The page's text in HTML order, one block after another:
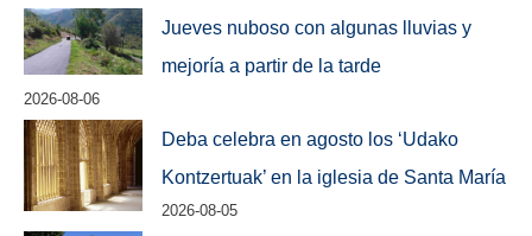
Jueves nuboso con algunas lluvias y
mejoría a partir de la tarde
2026-08-06
Deba celebra en agosto los ‘Udako
Kontzertuak’ en la iglesia de Santa María
2026-08-05